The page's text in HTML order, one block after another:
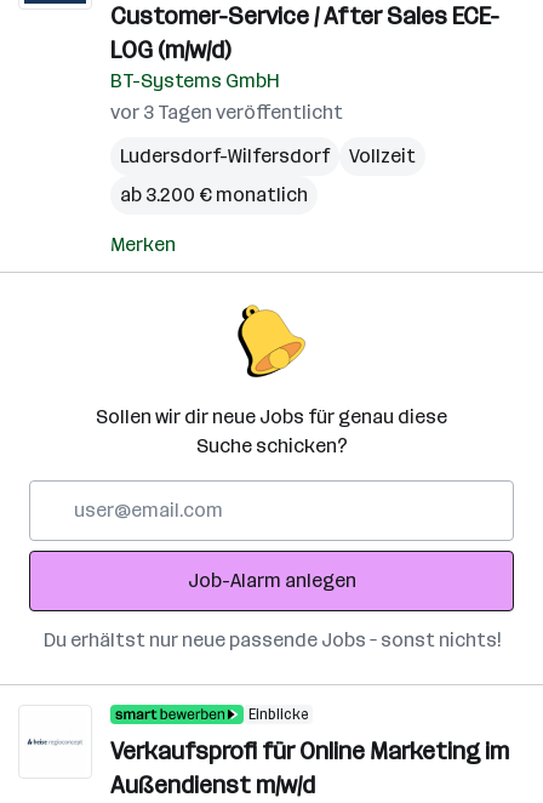
Customer-Service / After Sales ECE-
LOG (m/w/d)
BT-Systems GmbH
vor 3 Tagen veröffentlicht
Ludersdorf-Wilfersdorf
Vollzeit
ab 3.200 € monatlich
Merken
Sollen wir dir neue Jobs für genau diese
Suche schicken?
Adresse
Job-Alarm anlegen
Du erhältst nur neue passende Jobs – sonst nichts!
Einblicke
Verkaufsprofi für Online Marketing im
Außendienst m/w/d